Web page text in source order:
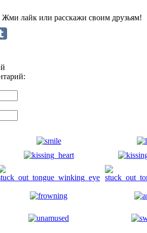
Жми лайк или расскажи своим друзьям!